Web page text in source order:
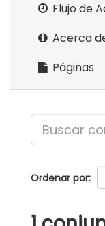
Flujo de
Acerca
Páginas
Ordenar por